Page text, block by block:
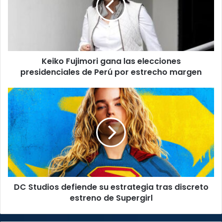
por
margen
Keiko Fujimori gana las elecciones
presidenciales de Perú por estrecho margen
DC
Studios
defiende
su
estrategia
tras
discreto
estreno
de
Supergirl
DC Studios defiende su estrategia tras discreto
estreno de Supergirl